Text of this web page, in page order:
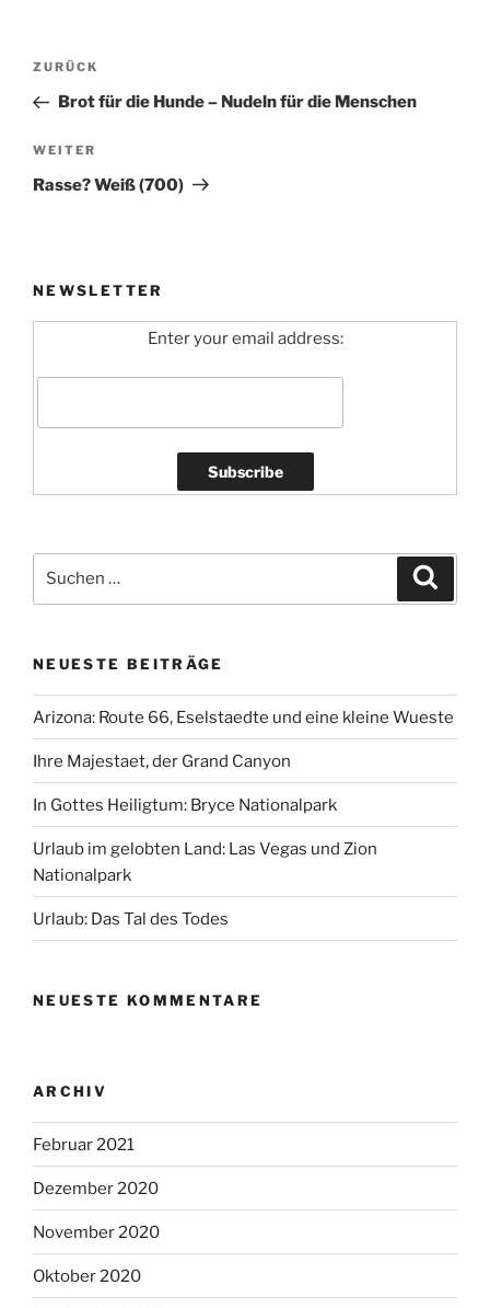
Beitragsnavigation
Vorheriger
Beitrag
ZURÜCK
Brot für die Hunde – Nudeln für die Menschen
Nächster
Beitrag
WEITER
Rasse? Weiß (700)
NEWSLETTER
Enter your email address:
nach:
NEUESTE BEITRÄGE
Arizona: Route 66, Eselstaedte und eine kleine Wueste
Ihre Majestaet, der Grand Canyon
In Gottes Heiligtum: Bryce Nationalpark
Urlaub im gelobten Land: Las Vegas und Zion
Nationalpark
Urlaub: Das Tal des Todes
NEUESTE KOMMENTARE
ARCHIV
Februar 2021
Dezember 2020
November 2020
Oktober 2020